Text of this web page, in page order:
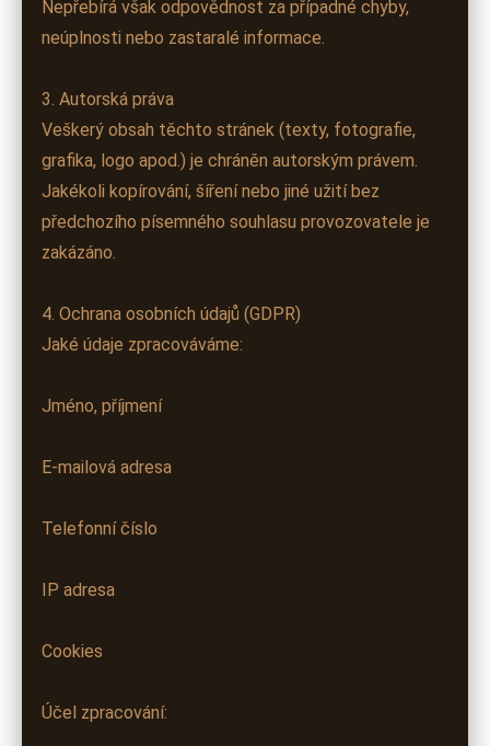
Nepřebírá však odpovědnost za případné chyby,
neúplnosti nebo zastaralé informace.
3. Autorská práva
Veškerý obsah těchto stránek (texty, fotografie,
grafika, logo apod.) je chráněn autorským právem.
Jakékoli kopírování, šíření nebo jiné užití bez
předchozího písemného souhlasu provozovatele je
zakázáno.
4. Ochrana osobních údajů (GDPR)
Jaké údaje zpracováváme:
Jméno, příjmení
E-mailová adresa
Telefonní číslo
IP adresa
Cookies
Účel zpracování: